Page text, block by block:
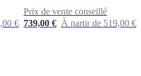
€
Prix de vente conseillé
739,00 € À partir de 519,00 €